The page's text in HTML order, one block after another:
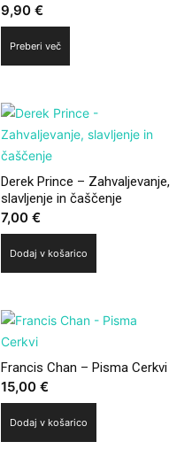
9,90€
Preberi več
Derek Prince – Zahvaljevanje,
slavljenje in čaščenje
7,00€
Dodaj v košarico
Francis Chan – Pisma Cerkvi
15,00€
Dodaj v košarico